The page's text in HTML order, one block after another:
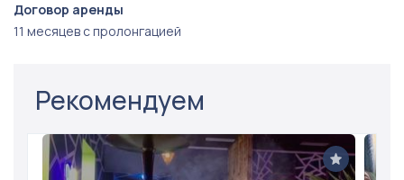
Договор аренды
11 месяцев с пролонгацией
Рекомендуем